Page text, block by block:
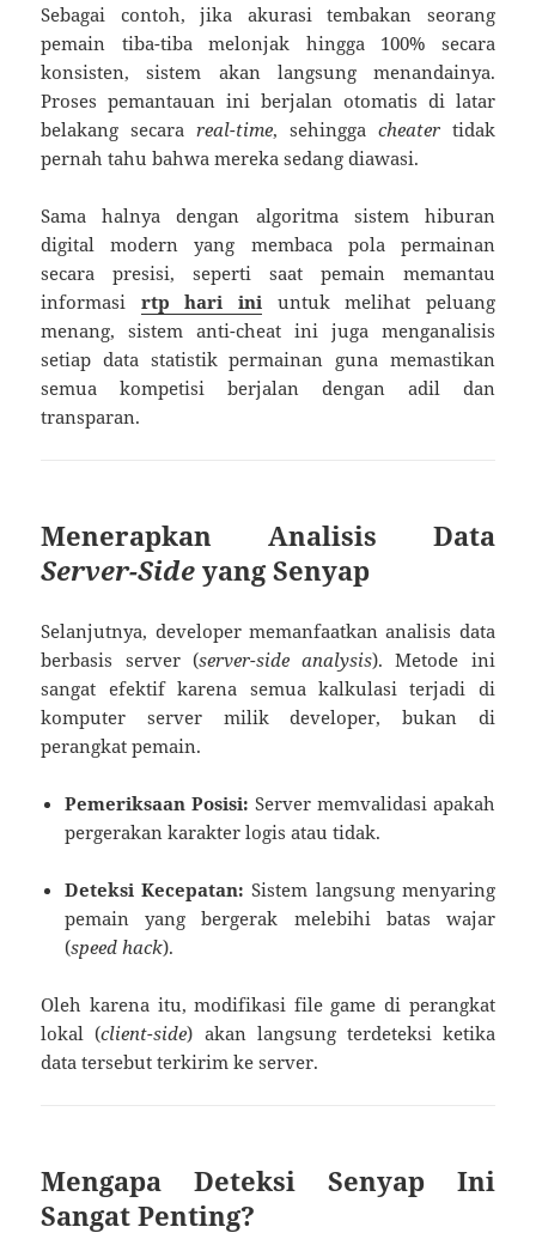
Sebagai contoh, jika akurasi tembakan seorang
pemain tiba-tiba melonjak hingga 100% secara
konsisten, sistem akan langsung menandainya.
Proses pemantauan ini berjalan otomatis di latar
belakang secarareal-time, sehingga cheatertidak
pernah tahu bahwa mereka sedang diawasi.
Sama halnya dengan algoritma sistem hiburan
digital modern yang membaca pola permainan
secara presisi, seperti saat pemain memantau
informasi rtp hari ini untuk melihat peluang
menang, sistem anti-cheat ini juga menganalisis
setiap data statistik permainan guna memastikan
semua kompetisi berjalan dengan adil dan
transparan.
Menerapkan Analisis Data
Server-Side yang Senyap
Selanjutnya, developer memanfaatkan analisis data
berbasis server (server-side analysis). Metode ini
sangat efektif karena semua kalkulasi terjadi di
komputer server milik developer, bukan di
perangkat pemain.
Pemeriksaan Posisi: Server memvalidasi apakah
pergerakan karakter logis atau tidak.
Deteksi Kecepatan: Sistem langsung menyaring
pemain yang bergerak melebihi batas wajar
(speed hack).
Oleh karena itu, modifikasi file game di perangkat
lokal (client-side) akan langsung terdeteksi ketika
data tersebut terkirim ke server.
Mengapa Deteksi Senyap Ini
Sangat Penting?